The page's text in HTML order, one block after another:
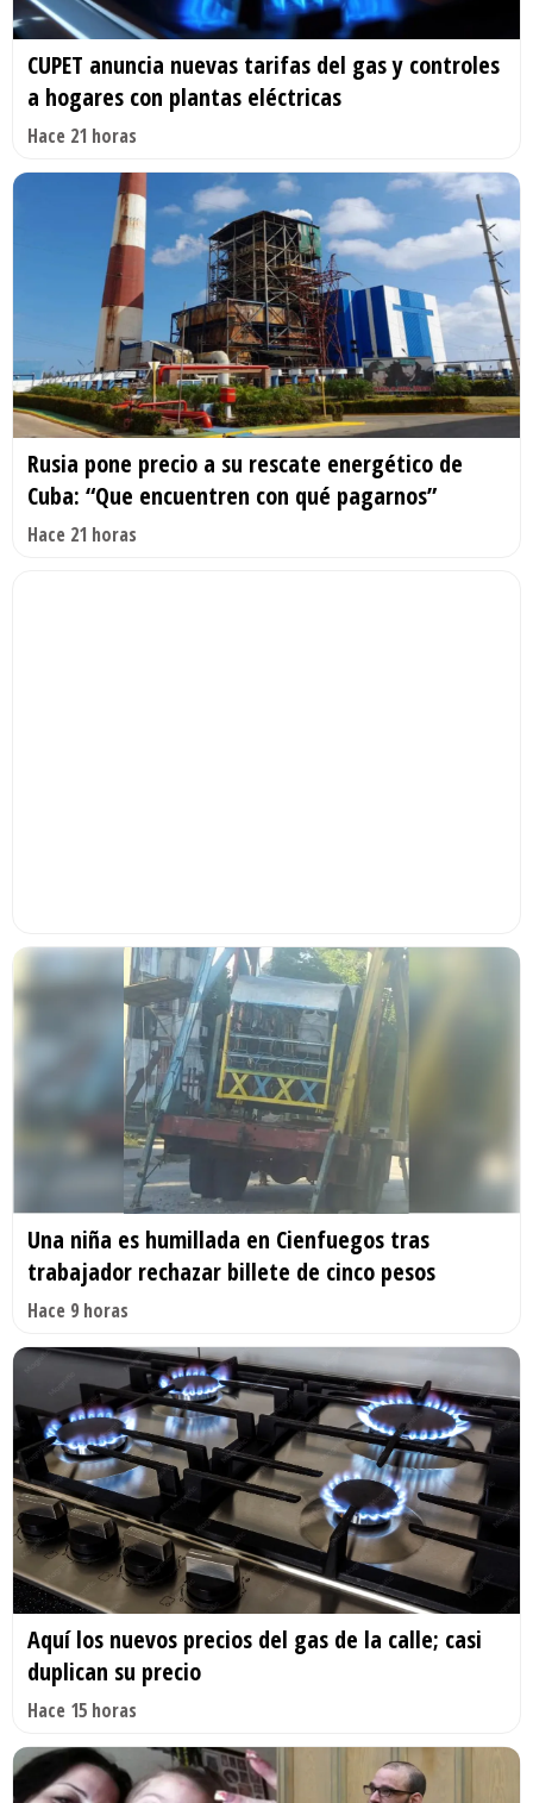
CUPET anuncia nuevas tarifas del gas y controles
a hogares con plantas eléctricas
Hace 21 horas
Rusia pone precio a su rescate energético de
Cuba: “Que encuentren con qué pagarnos”
Hace 21 horas
Una niña es humillada en Cienfuegos tras
trabajador rechazar billete de cinco pesos
Hace 9 horas
Aquí los nuevos precios del gas de la calle; casi
duplican su precio
Hace 15 horas